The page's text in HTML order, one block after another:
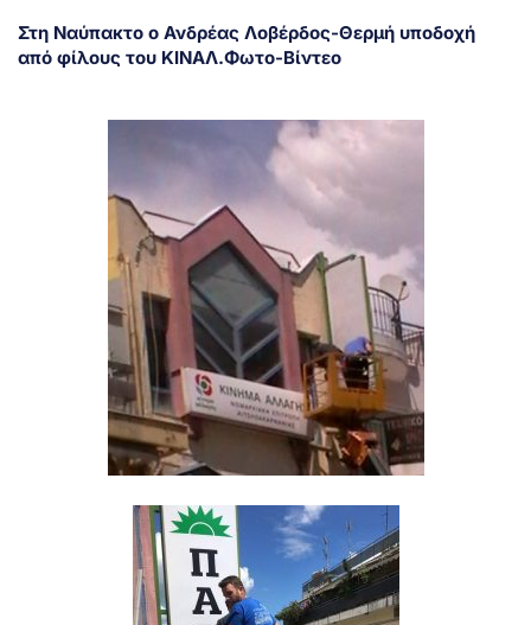
Στη Ναύπακτο ο Ανδρέας Λοβέρδος-Θερμή υποδοχή
από φίλους του ΚΙΝΑΛ.Φωτο-Βίντεο